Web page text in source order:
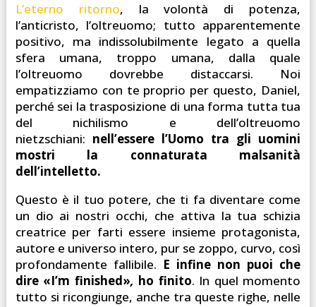
L’eterno ritorno, la volontà di potenza,
l’anticristo, l’oltreuomo; tutto apparentemente
positivo, ma indissolubilmente legato a quella
sfera umana, troppo umana, dalla quale
l’oltreuomo dovrebbe distaccarsi. Noi
empatizziamo con te proprio per questo, Daniel,
perché sei la trasposizione di una forma tutta tua
del nichilismo e dell’oltreuomo
nietzschiani: nell’essere l’Uomo tra gli uomini
mostri la connaturata malsanità
dell’intelletto.
Questo è il tuo potere, che ti fa diventare come
un dio ai nostri occhi, che attiva la tua schizia
creatrice per farti essere insieme protagonista,
autore e universo intero, pur se zoppo, curvo, così
profondamente fallibile. E infine non puoi che
dire «I’m finished», ho finito. In quel momento
tutto si ricongiunge, anche tra queste righe, nelle